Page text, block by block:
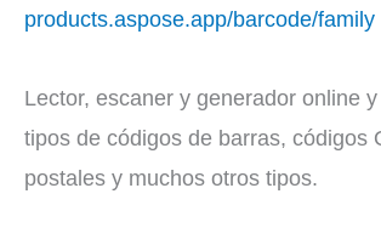
products.aspose.app/barcode/family
Lector, escaner y generador online
tipos de códigos de barras, códigos
postales y muchos otros tipos.